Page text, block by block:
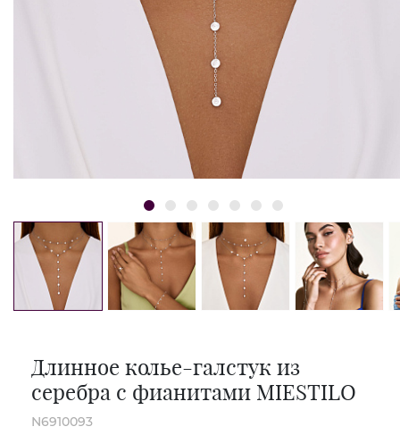
Длинное колье-галстук из
серебра с фианитами MIESTILO
N6910093